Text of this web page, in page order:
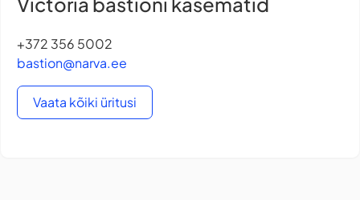
+372 356 5002
bastion@narva.ee
Vaata kõiki üritusi